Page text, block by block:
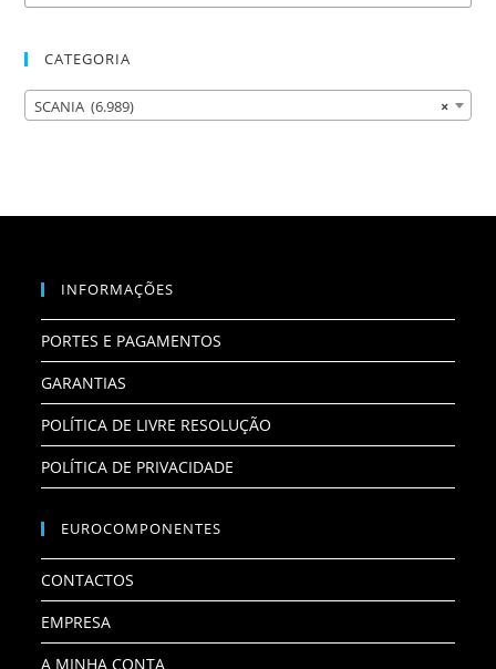
CATEGORIA
×
SCANIA (6.989)
INFORMAÇÕES
PORTES E PAGAMENTOS
GARANTIAS
POLÍTICA DE LIVRE RESOLUÇÃO
POLÍTICA DE PRIVACIDADE
EUROCOMPONENTES
CONTACTOS
EMPRESA
A MINHA CONTA